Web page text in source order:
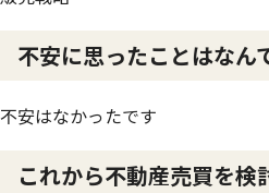
不安に思ったことはなん
不安はなかったです
これから不動産売買を検